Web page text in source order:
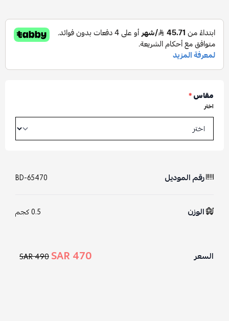
مقاس*
اختر
رقم الموديل BD-65470
الوزن 0.5 كجم
السعر 470 SAR
490 SAR